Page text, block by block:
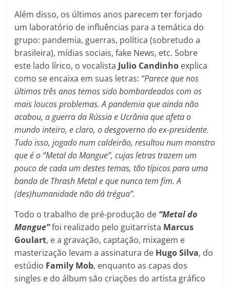
Além disso, os últimos anos parecem ter forjado
um laboratório de influências para a temática do
grupo: pandemia, guerras, política (sobretudo a
brasileira), mídias sociais, fake News, etc. Sobre
este lado lírico, o vocalistaJulio Candinho explica
como se encaixa em suas letras: “Parece que nos
últimos três anos temos sido bombardeados com os
mais loucos problemas. A pandemia que ainda não
acabou, a guerra da Rússia e Ucrânia que afeta o
mundo inteiro, e claro, o desgoverno do ex-presidente.
Tudo isso, jogado num caldeirão, resultou num monstro
que é o “Metal do Mangue”, cujas letras trazem um
pouco de cada um destes temas, tão típicos para uma
banda de Thrash Metal e que nunca tem fim. A
(des)humanidade não dá trégua”.
Todo o trabalho de pré-produção de “Metal do
Mangue”foi realizado pelo guitarrista Marcus
Goulart, e a gravação, captação, mixagem e
masterização levam a assinatura de Hugo Silva, do
estúdio Family Mob, enquanto as capas dos
singles e do álbum são criações do artista gráfico